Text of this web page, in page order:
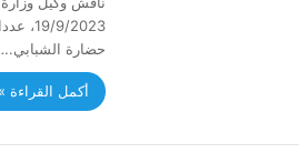
19/9/
حضارة
أكمل القراءة »